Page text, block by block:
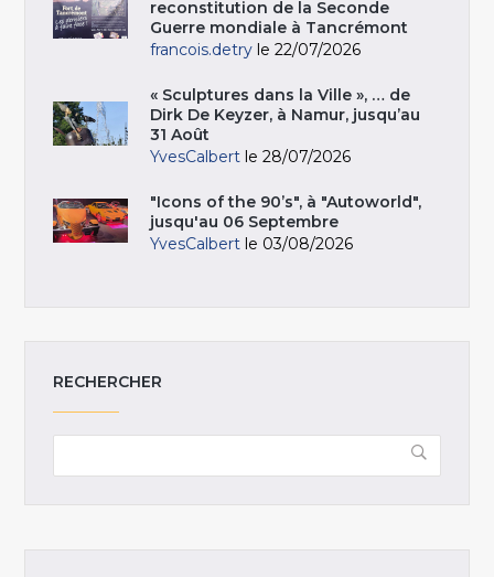
reconstitution de la Seconde
Guerre mondiale à Tancrémont
francois.detry le 22/07/2026
« Sculptures dans la Ville », … de
Dirk De Keyzer, à Namur, jusqu’au
31 Août
YvesCalbert le 28/07/2026
"Icons of the 90’s", à "Autoworld",
jusqu'au 06 Septembre
YvesCalbert le 03/08/2026
RECHERCHER